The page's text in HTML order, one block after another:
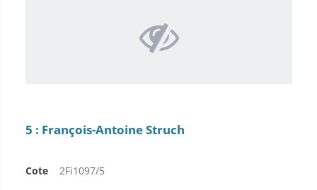
5 : François-Antoine Struch
Cote 2Fi1097/5